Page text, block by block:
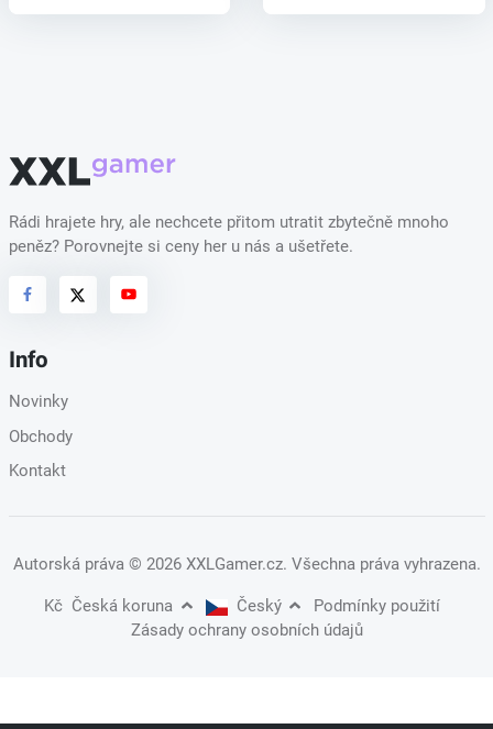
Rádi hrajete hry, ale nechcete přitom utratit zbytečně mnoho
peněz? Porovnejte si ceny her u nás a ušetřete.
Info
Novinky
Obchody
Kontakt
Autorská práva © 2026 XXLGamer.cz. Všechna práva vyhrazena.
Kč Česká koruna Český
Podmínky použití
Zásady ochrany osobních údajů